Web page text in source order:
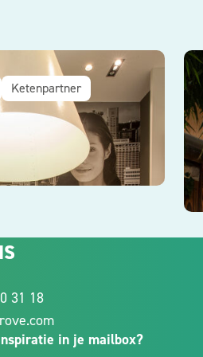
Ketenpartner
31 18
in je mailbox?